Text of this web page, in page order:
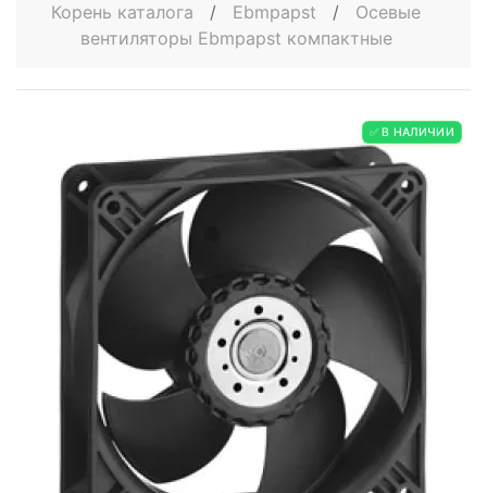
Корень каталога / Ebmpapst /
Осевые
вентиляторы Ebmpapst компактные
✅ В НАЛИЧИИ